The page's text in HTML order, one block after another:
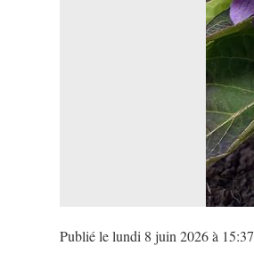
Publié le lundi 8 juin 2026 à 15:37